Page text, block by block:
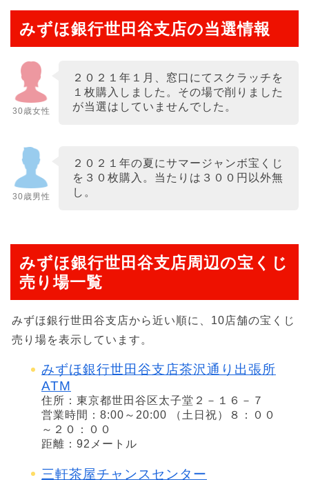
みずほ銀行世田谷支店の当選情報
30歳女性
２０２１年１月、窓口にてスクラッチを
１枚購入しました。その場で削りました
が当選はしていませんでした。
30歳男性
２０２１年の夏にサマージャンボ宝くじ
を３０枚購入。当たりは３００円以外無
し。
みずほ銀行世田谷支店周辺の宝くじ
売り場一覧
みずほ銀行世田谷支店から近い順に、10店舗の宝くじ
売り場を表示しています。
みずほ銀行世田谷支店茶沢通り出張所
ATM
住所：東京都世田谷区太子堂２－１６－７
営業時間：8:00～20:00 （土日祝）８：００
～２０：００
距離：92メートル
三軒茶屋チャンスセンター